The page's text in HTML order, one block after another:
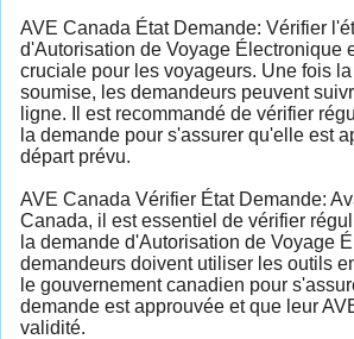
AVE Canada État Demande: Vérifier
d'Autorisation de Voyage Électronique
cruciale pour les voyageurs. Une fois
soumise, les demandeurs peuvent
ligne. Il est recommandé de vérifier
la demande pour s'assurer qu'elle est
départ prévu.
AVE Canada Vérifier État Demande:
Canada, il est essentiel de vérifier
la demande d'Autorisation de Voyage
demandeurs doivent utiliser les outils
le gouvernement canadien pour
demande est approuvée et que leur
validité.